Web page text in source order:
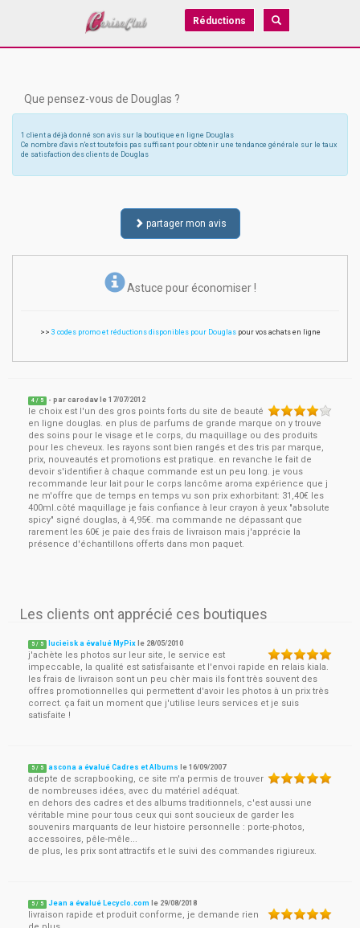
Réductions
Que pensez-vous de Douglas ?
1 client a déjà donné son avis sur la boutique en ligne Douglas
Ce nombre d'avis n'est toutefois pas suffisant pour obtenir une tendance générale sur le taux
de satisfaction des clients de Douglas
partager mon avis
Astuce pour économiser !
>> 3 codes promo et réductions disponibles pour Douglaspour vos achats en ligne
4 / 5 - parcarodav le17/07/2012
le choix est l'un des gros points forts du site de beauté
en ligne douglas. en plus de parfums de grande marque on y trouve
des soins pour le visage et le corps, du maquillage ou des produits
pour les cheveux. les rayons sont bien rangés et des tris par marque,
prix, nouveautés et promotions est pratique. en revanche le fait de
devoir s'identifier à chaque commande est un peu long. je vous
recommande leur lait pour le corps lancôme aroma expérience que j
ne m'offre que de temps en temps vu son prix exhorbitant: 31,40€ les
400ml.côté maquillage je fais confiance à leur crayon à yeux "absolute
spicy" signé douglas, à 4,95€. ma commande ne dépassant que
rarement les 60€ je paie des frais de livraison mais j'apprécie la
présence d'échantillons offerts dans mon paquet.
Les clients ont apprécié ces boutiques
5 / 5 lucieisk a évalué MyPix le 28/05/2010
j'achète les photos sur leur site, le service est
impeccable, la qualité est satisfaisante et l'envoi rapide en relais kiala.
les frais de livraison sont un peu chèr mais ils font très souvent des
offres promotionnelles qui permettent d'avoir les photos à un prix très
correct. ça fait un moment que j'utilise leurs services et je suis
satisfaite !
5 / 5 ascona a évalué Cadres et Albums le16/09/2007
adepte de scrapbooking, ce site m'a permis de trouver
de nombreuses idées, avec du matériel adéquat.
en dehors des cadres et des albums traditionnels, c'est aussi une
véritable mine pour tous ceux qui sont soucieux de garder les
souvenirs marquants de leur histoire personnelle : porte-photos,
accessoires, pêle-mêle...
de plus, les prix sont attractifs et le suivi des commandes rigiureux.
5 / 5 Jean a évalué Lecyclo.com le 29/08/2018
livraison rapide et produit conforme, je demande rien